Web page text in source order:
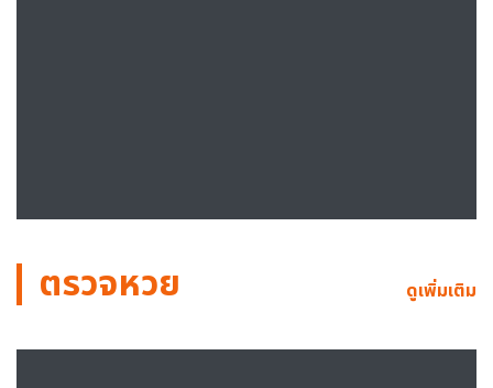
ตรวจหวย ดูเพิ่มเติม